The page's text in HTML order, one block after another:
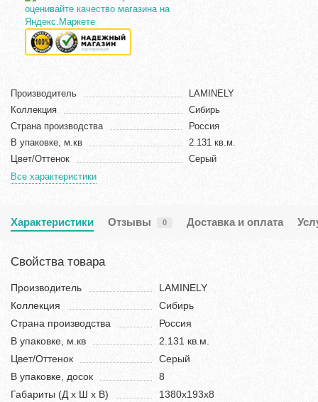
Производитель
LAMINELY
Коллекция
Сибирь
Страна производства
Россия
В упаковке, м.кв
2.131 кв.м.
Цвет/Оттенок
Серый
Все характеристики
Характеристики Отзывы 0 Доставка и оплата
Свойства товара
Производитель
LAMINELY
Коллекция
Сибирь
Страна производства
Россия
В упаковке, м.кв
2.131 кв.м.
Цвет/Оттенок
Серый
В упаковке, досок
8
Габариты (Д х Ш х В)
1380х193х8